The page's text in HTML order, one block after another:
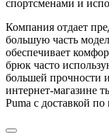
спортсменами и
Компания отдает
большую часть
обеспечивает
брюк часто
большей прочности
интернет-магазине
Puma с доставкой